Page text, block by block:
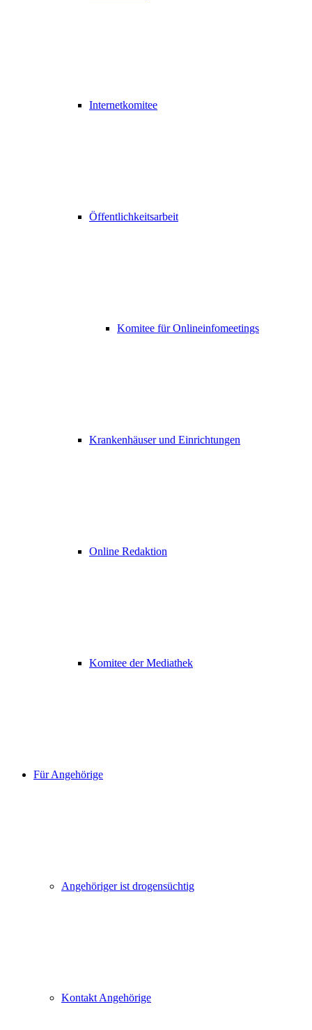
Internetkomitee
Öffentlichkeitsarbeit
Komitee für Onlineinfomeetings
Krankenhäuser und Einrichtungen
Online Redaktion
Komitee der Mediathek
Für Angehörige
Angehöriger ist drogensüchtig
Kontakt Angehörige